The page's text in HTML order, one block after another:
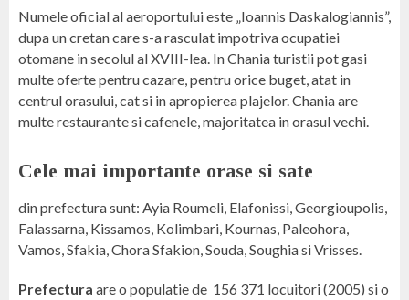
Numele oficial al aeroportului este „Ioannis Daskalogiannis”,
dupa un cretan care s-a rasculat impotriva ocupatiei
otomane in secolul al XVIII-lea. In Chania turistii pot gasi
multe oferte pentru cazare, pentru orice buget, atat in
centrul orasului, cat si in apropierea plajelor. Chania are
multe restaurante si cafenele, majoritatea in orasul vechi.
Cele mai importante orase si sate
din prefectura sunt: Ayia Roumeli, Elafonissi, Georgioupolis,
Falassarna, Kissamos, Kolimbari, Kournas, Paleohora,
Vamos, Sfakia, Chora Sfakion, Souda, Soughia si Vrisses.
Prefectura are o populatie de 156 371 locuitori (2005) si o